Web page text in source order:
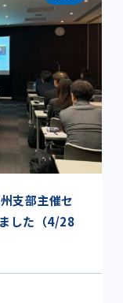
支部主催セ
した（4/28